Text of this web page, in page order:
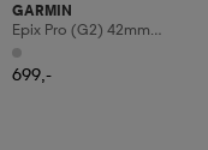
GARMIN
Epix Pro (g2) 42mm
Sapphire
699,-